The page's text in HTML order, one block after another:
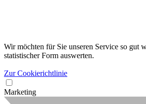
Wir möchten für Sie unseren Service so gut
statistischer Form auswerten.
Zur Cookierichtlinie
Marketing